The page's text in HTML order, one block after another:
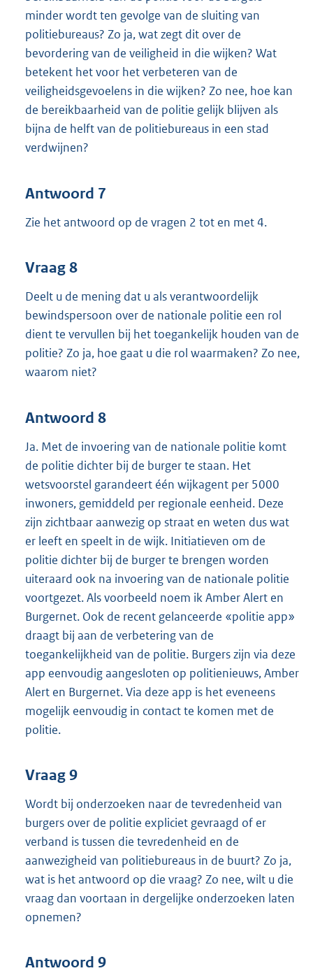
minder wordt ten gevolge van de sluiting van
politiebureaus? Zo ja, wat zegt dit over de
bevordering van de veiligheid in die wijken? Wat
betekent het voor het verbeteren van de
veiligheidsgevoelens in die wijken? Zo nee, hoe kan
de bereikbaarheid van de politie gelijk blijven als
bijna de helft van de politiebureaus in een stad
verdwijnen?
Antwoord 7
Zie het antwoord op de vragen 2 tot en met 4.
Vraag 8
Deelt u de mening dat u als verantwoordelijk
bewindspersoon over de nationale politie een rol
dient te vervullen bij het toegankelijk houden van de
politie? Zo ja, hoe gaat u die rol waarmaken? Zo nee,
waarom niet?
Antwoord 8
Ja. Met de invoering van de nationale politie komt
de politie dichter bij de burger te staan. Het
wetsvoorstel garandeert één wijkagent per 5000
inwoners, gemiddeld per regionale eenheid. Deze
zijn zichtbaar aanwezig op straat en weten dus wat
er leeft en speelt in de wijk. Initiatieven om de
politie dichter bij de burger te brengen worden
uiteraard ook na invoering van de nationale politie
voortgezet. Als voorbeeld noem ik Amber Alert en
Burgernet. Ook de recent gelanceerde «politie app»
draagt bij aan de verbetering van de
toegankelijkheid van de politie. Burgers zijn via deze
app eenvoudig aangesloten op politienieuws, Amber
Alert en Burgernet. Via deze app is het eveneens
mogelijk eenvoudig in contact te komen met de
politie.
Vraag 9
Wordt bij onderzoeken naar de tevredenheid van
burgers over de politie expliciet gevraagd of er
verband is tussen die tevredenheid en de
aanwezigheid van politiebureaus in de buurt? Zo ja,
wat is het antwoord op die vraag? Zo nee, wilt u die
vraag dan voortaan in dergelijke onderzoeken laten
opnemen?
Antwoord 9